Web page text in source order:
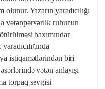
Yazarın yaradıcılığı
vətənpərvərlik ruhunun
baxımından
istiqamətlərindən biri
vətən anlayışı
torpaq sevgisi